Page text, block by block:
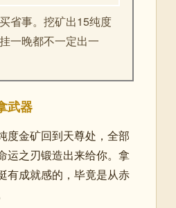
省事。挖矿出15纯度
一晚都不一定出一
武器
度金矿回到天尊处，全部
运之刃锻造出来给你。拿
有成就感的，毕竟是从赤